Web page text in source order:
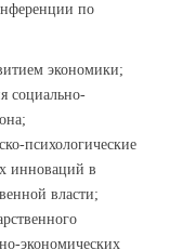
по
экономики;
социально-
психологические
инноваций в
власти;
экономических